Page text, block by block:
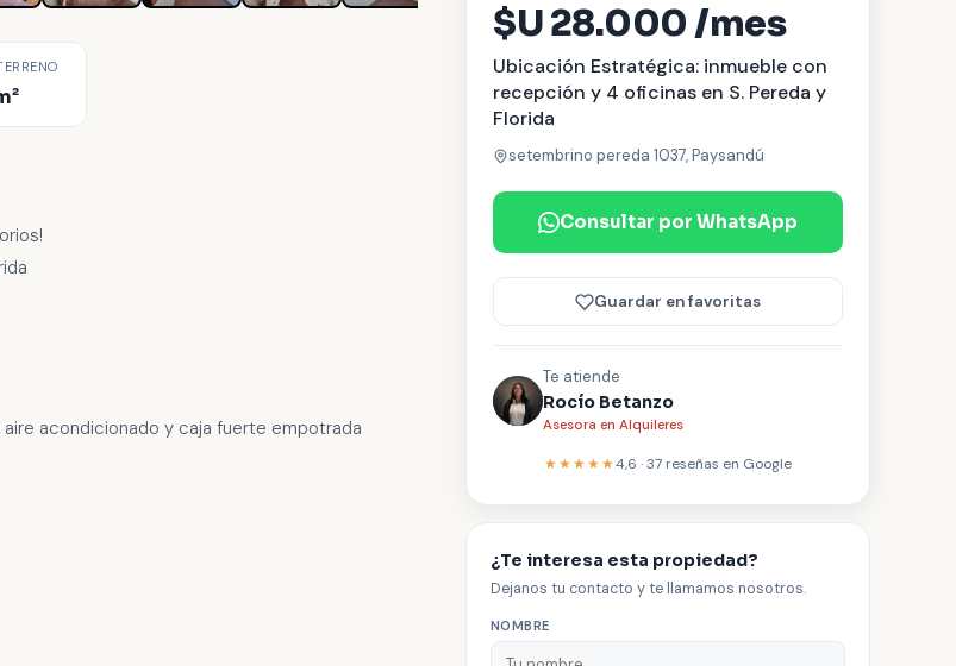
acondicionado y caja fuerte empotrada
$U 28.000 /mes
Ubicación Estratégica: inmueble con
recepción y 4 oficinas en S. Pereda y
Florida
setembrino pereda 1037, Paysandú
Consultar por WhatsApp
Guardar en favoritas
Te atiende
Rocío Betanzo
Asesora en Alquileres
★★★★★4,6 ·37 reseñas en Google
¿Te interesa esta propiedad?
Dejanos tu contacto y te llamamos nosotros.
NOMBRE